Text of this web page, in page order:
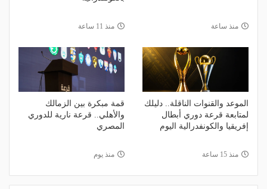
منذ ساعة منذ 11 ساعة
الموعد والقنوات الناقلة.. دليلك
لمتابعة قرعة دوري أبطال
إفريقيا والكونفدرالية اليوم
منذ 15 ساعة
قمة مبكرة بين الزمالك
والأهلي.. قرعة نارية للدوري
المصري
منذ يوم